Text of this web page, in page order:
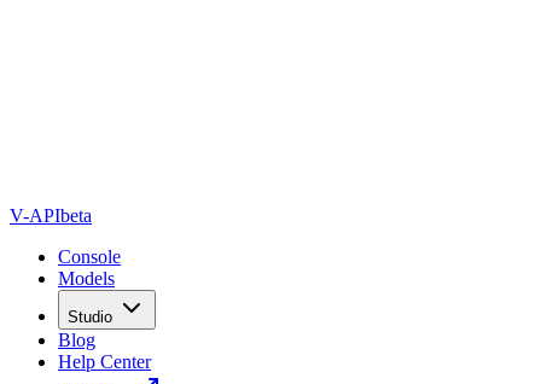
V-APIbeta
Console
Models
Studio
Blog
Help Center